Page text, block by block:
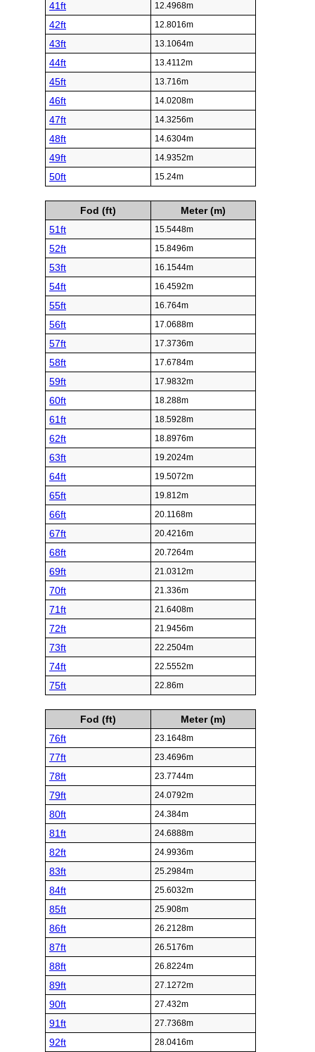
41ft 12.4968m
42ft 12.8016m
43ft 13.1064m
44ft 13.4112m
45ft 13.716m
46ft 14.0208m
47ft 14.3256m
48ft 14.6304m
49ft 14.9352m
50ft 15.24m
Fod (ft)
Meter (m)
51ft
15.5448m
52ft 15.8496m
53ft 16.1544m
54ft 16.4592m
55ft 16.764m
56ft 17.0688m
57ft 17.3736m
58ft 17.6784m
59ft 17.9832m
60ft 18.288m
61ft 18.5928m
62ft 18.8976m
63ft 19.2024m
64ft 19.5072m
65ft 19.812m
66ft 20.1168m
67ft 20.4216m
68ft 20.7264m
69ft 21.0312m
70ft 21.336m
71ft 21.6408m
72ft 21.9456m
73ft 22.2504m
74ft 22.5552m
75ft 22.86m
Fod (ft)
Meter (m)
76ft
23.1648m
77ft 23.4696m
78ft 23.7744m
79ft 24.0792m
80ft 24.384m
81ft 24.6888m
82ft 24.9936m
83ft 25.2984m
84ft 25.6032m
85ft 25.908m
86ft 26.2128m
87ft 26.5176m
88ft 26.8224m
89ft 27.1272m
90ft 27.432m
91ft 27.7368m
92ft 28.0416m